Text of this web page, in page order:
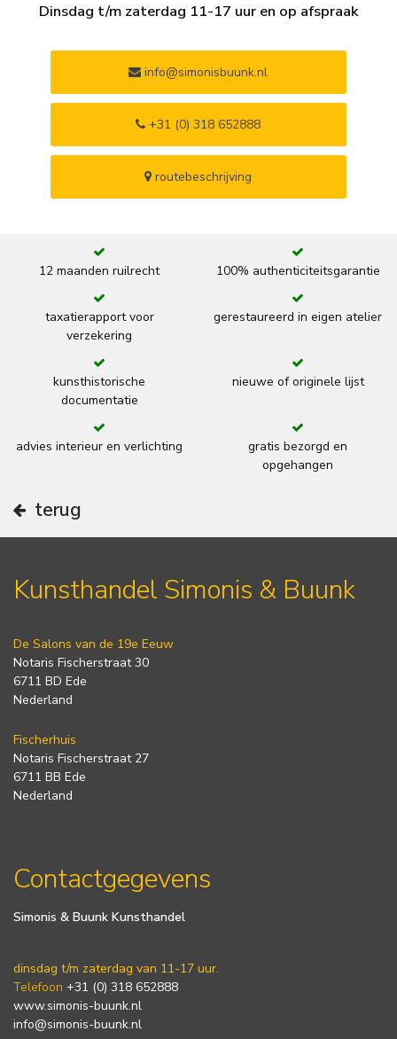
Dinsdag t/m zaterdag 11-17 uur en op afspraak
info@simonisbuunk.nl
+31 (0) 318 652888
routebeschrijving
12 maanden ruilrecht 100% authenticiteitsgarantie
taxatierapport voor
verzekering
gerestaureerd in eigen atelier
kunsthistorische
documentatie
nieuwe of originele lijst
advies interieur en verlichting
gratis bezorgd en
opgehangen
terug
Kunsthandel Simonis & Buunk
De Salons van de 19e Eeuw
Notaris Fischerstraat 30
6711 BD Ede
Nederland
Fischerhuis
Notaris Fischerstraat 27
6711 BB Ede
Nederland
Contactgegevens
Simonis & Buunk Kunsthandel
dinsdag t/m zaterdag van 11-17 uur.
Telefoon +31 (0) 318 652888
www.simonis-buunk.nl
info@simonis-buunk.nl